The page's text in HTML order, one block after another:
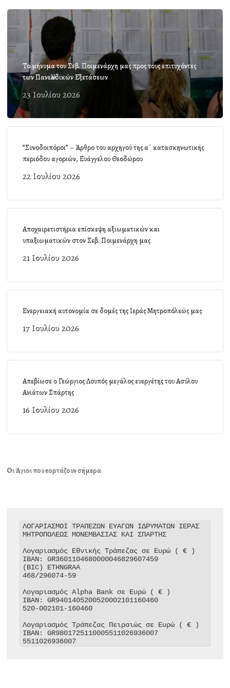
Το μήνυμα του Σεβ. Ποιμενάρχη μας προς τους επιτυχόντες
των Πανελλαδικών Εξετάσεων
23 Ιουλίου 2026
”Συνοδοιπόροι” – Άρθρο του αρχηγού της α΄ κατασκηνωτικής
περιόδου αγοριών, Ευάγγελου Θεοδώρου
22 Ιουλίου 2026
Αποχαιρετιστήρια επίσκεψη αξιωματικών και
υπαξιωματικών στον Σεβ. Ποιμενάρχη μας
21 Ιουλίου 2026
Ενεργειακή αυτονομία σε δομές της Ιεράς Μητροπόλεώς μας
17 Ιουλίου 2026
Απεβίωσε ο Γεώργιος Λουπός μεγάλος ευεργέτης του Ασύλου
Ανιάτων Σπάρτης
16 Ιουλίου 2026
Οι Άγιοι που εορτάζουν σήμερα
ΛΟΓΑΡΙΑΣΜΟΙ ΤΡΑΠΕΖΩΝ ΕΥΑΓΩΝ ΙΔΡΥΜΑΤΩΝ ΙΕΡΑΣ
ΜΗΤΡΟΠΟΛΕΩΣ ΜΟΝΕΜΒΑΣΙΑΣ ΚΑΙ ΣΠΑΡΤΗΣ
Λογαριασμός Εθνικής Τράπεζας σε Ευρώ ( € )
IBAN: GR3601104680000046829607459
(BIC) ETHNGRAA
468/296074-59
Λογαριασμός Alpha Bank σε Ευρώ ( € )
IBAN: GR9401405200520002101160460
520-002101-160460
Λογαριασμός Τράπεζας Πειραιώς σε Ευρώ ( € )
IBAN: GR9801725110005511026936007
5511026936007